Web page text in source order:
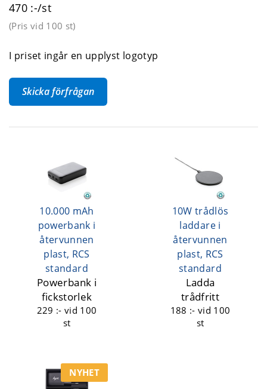
470 :-/st
(Pris vid 100 st)
I priset ingår en upplyst logotyp
Skicka förfrågan
10.000 mAh
powerbank i
återvunnen
plast, RCS
standard
Powerbank i
fickstorlek
229 :- vid 100
st
10W trådlös
laddare i
återvunnen
plast, RCS
standard
Ladda
trådfritt
188 :- vid 100
st
NYHET